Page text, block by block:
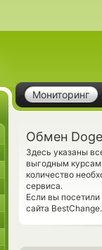
Мониторинг
Обмен
Здесь указаны
выгодным курсам
количество
сервиса.
Если вы
сайта BestChange.